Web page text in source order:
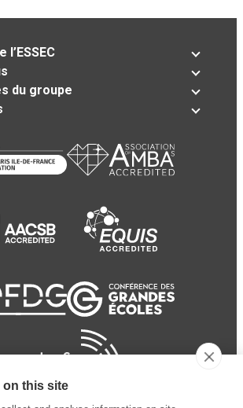
l’ESSEC
du groupe
this site